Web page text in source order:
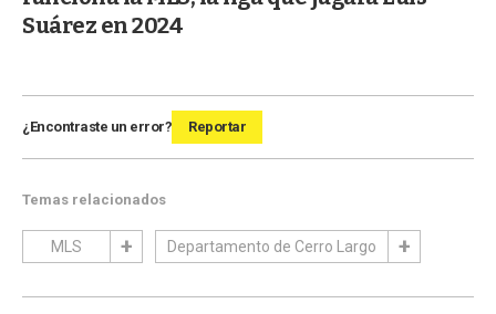
Suárez en 2024
¿Encontraste un error? Reportar
Temas relacionados
MLS Departamento de Cerro Largo